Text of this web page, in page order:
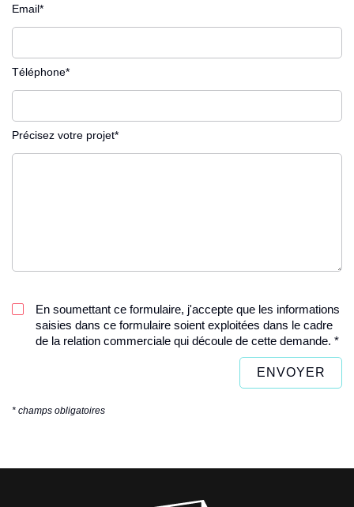
Email*
Téléphone*
Précisez votre projet*
En soumettant ce formulaire, j'accepte que les informations
saisies dans ce formulaire soient exploitées dans le cadre
de la relation commerciale qui découle de cette demande. *
* champs obligatoires